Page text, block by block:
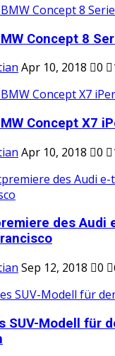
Concept 8
Apr 10, 2018 0
Concept X7
Apr 10, 2018 0
des Audi
Sep 12, 2018 0
SUV-Modell für